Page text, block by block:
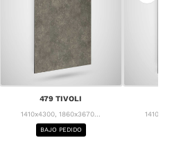
479 TIVOLI
1410x4300, 1860x3670...
BAJO PEDIDO